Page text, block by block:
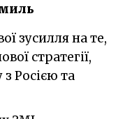
стратегії,
Росією та